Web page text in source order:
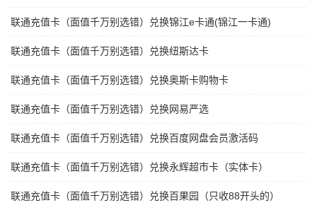
联通充值卡（面值千万别选错）兑换锦江e卡通(锦江一卡通)
联通充值卡（面值千万别选错）兑换纽斯达卡
联通充值卡（面值千万别选错）兑换奥斯卡购物卡
联通充值卡（面值千万别选错）兑换网易严选
联通充值卡（面值千万别选错）兑换百度网盘会员激活码
联通充值卡（面值千万别选错）兑换永辉超市卡（实体卡）
联通充值卡（面值千万别选错）兑换百果园（只收88开头的）